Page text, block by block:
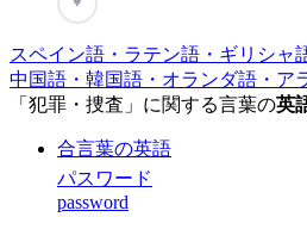
スペイン語・ラテン語・ギリシャ
中国語・韓国語・オランダ語・ア
「犯罪・捜査」に関する言葉の英
合言葉の英語
パスワード
password